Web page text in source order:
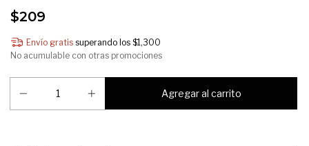
$209
Envío gratis superando los $1,300
No acumulable con otras promociones